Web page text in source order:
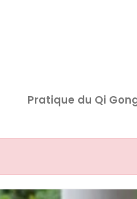
Pratique du Qi